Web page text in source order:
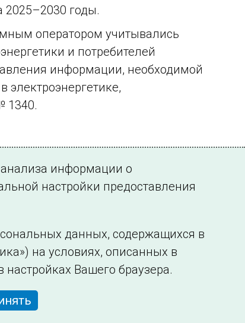
2025–2030 годы.
оператором учитывались
и потребителей
информации, необходимой
электроэнергетике,
1340.
Сведения об образовательной организации
информации о
настройки предоставления
данных, содержащихся в
на условиях, описанных в
Вашего браузера.